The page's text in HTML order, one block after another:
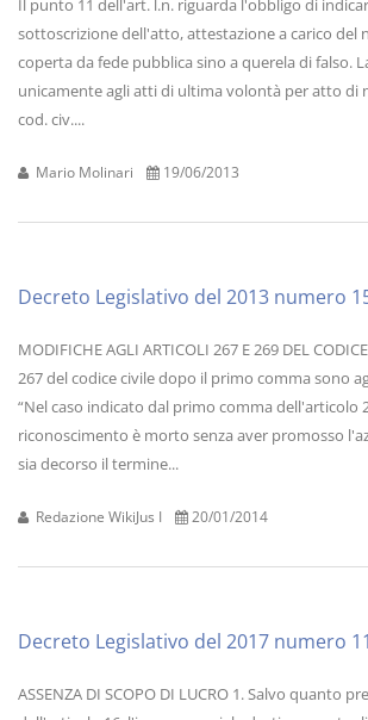
Il punto 11 dell'art. l.n. riguarda l'obbligo di
sottoscrizione dell'atto, attestazione a carico del
coperta da fede pubblica sino a querela di falso.
unicamente agli atti di ultima volontà per atto di
cod. civ....
Mario Molinari 19/06/2013
Decreto Legislativo del 2013 numero
MODIFICHE AGLI ARTICOLI 267 E 269 DEL
267 del codice civile dopo il primo comma sono
“Nel caso indicato dal primo comma dell'articolo
riconoscimento è morto senza aver promosso
sia decorso il termine...
Redazione WikiJus I 20/01/2014
Decreto Legislativo del 2017 numero
ASSENZA DI SCOPO DI LUCRO 1. Salvo quanto